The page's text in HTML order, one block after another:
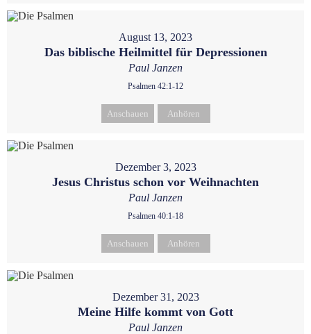
August 13, 2023
Das biblische Heilmittel für Depressionen
Paul Janzen
Psalmen 42:1-12
Anschauen Anhören
Dezember 3, 2023
Jesus Christus schon vor Weihnachten
Paul Janzen
Psalmen 40:1-18
Anschauen Anhören
Dezember 31, 2023
Meine Hilfe kommt von Gott
Paul Janzen